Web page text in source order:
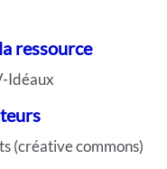
ressource
Idéaux
(créative commons)